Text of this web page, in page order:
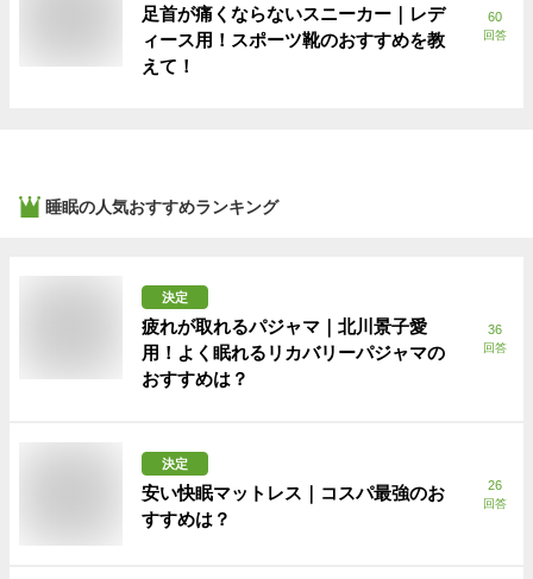
足首が痛くならないスニーカー｜レデ
ィース用！スポーツ靴のおすすめを教
えて！
60
回答
睡眠の人気おすすめランキング
決定
疲れが取れるパジャマ｜北川景子愛
用！よく眠れるリカバリーパジャマの
おすすめは？
36
回答
決定
安い快眠マットレス｜コスパ最強のお
すすめは？
26
回答